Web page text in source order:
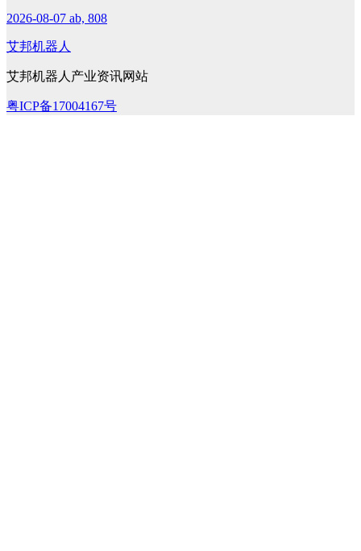
2026-08-07 ab, 808
艾邦机器人
艾邦机器人产业资讯网站
粤ICP备17004167号